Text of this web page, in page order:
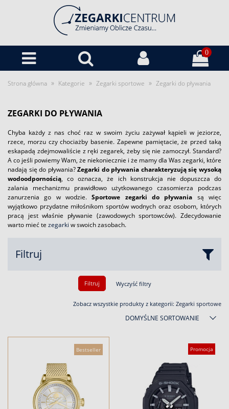
0
Strona główna » Kategorie » Zegarki sportowe » Zegarki do pływania
ZEGARKI DO PŁYWANIA
Chyba każdy z nas choć raz w swoim życiu zażywał kąpieli w jeziorze,
rzece, morzu czy chociażby basenie. Zapewne pamiętacie, że przed taką
eskapadą zdejmowaliście z ręki zegarek, żeby się nie zamoczył. Standard?
A co jeśli powiemy Wam, że niekoniecznie i że mamy dla Was zegarki, które
nadają się do pływania?Zegarki do pływania charakteryzują się wysoką
wodoodpornością, co oznacza, że ich konstrukcja nie dopuszcza do
zalania mechanizmu prawidłowo użytkowanego czasomierza podczas
zanurzenia go w wodzie.Sportowe zegarki do pływania są więc
wyjątkowo przydatne miłośnikom sportów wodnych oraz osobom, których
pracą jest właśnie pływanie (zawodowych sportowców). Zdecydowanie
warto mieć te zegarki w swoich zasobach.
Filtruj
Filtruj Wyczyść filtry
Zobacz wszystkie produkty z kategorii: Zegarki sportowe
DOMYŚLNE SORTOWANIE
Bestseller Promocja